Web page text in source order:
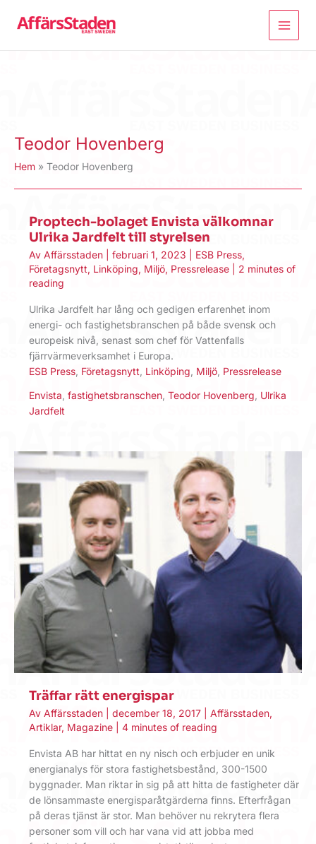
Teodor Hovenberg
Hem Teodor Hovenberg
Proptech-bolaget Envista välkomnar
Ulrika Jardfelt till styrelsen
Av Affärsstaden februari 1, 2023 ESB Press,
Företagsnytt, Linköping, Miljö, Pressrelease
2 minutes of
reading
Ulrika Jardfelt har lång och gedigen erfarenhet inom
energi- och fastighetsbranschen på både svensk och
europeisk nivå, senast som chef för Vattenfalls
fjärrvärmeverksamhet i Europa.
ESB Press Företagsnytt Linköping Miljö Pressrelease
Envista fastighetsbranschen Teodor Hovenberg Ulrika
Jardfelt
Träffar rätt energispar
Av Affärsstaden december 18, 2017 Affärsstaden,
Artiklar, Magazine 4 minutes of reading
Envista AB har hittat en ny nisch och erbjuder en unik
energianalys för stora fastighetsbestånd, 300-1500
byggnader. Man riktar in sig på att hitta de fastigheter där
de lönsammaste energisparåtgärderna finns. Efterfrågan
på deras tjänst är stor. Man behöver nu rekrytera flera
personer som vill och har vana vid att jobba med